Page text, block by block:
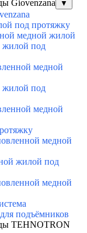
Giovenzana
▼
под протяжку
медной жилой
жилой под
медной
жилой под
медной
медной
жилой под
медной
подъёмников
TEHNOTRON